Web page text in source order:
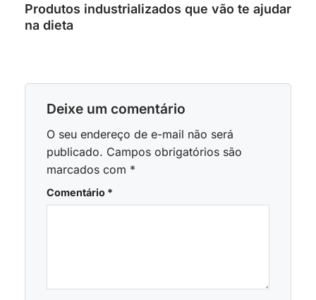
Produtos industrializados que vão te ajudar
na dieta
Deixe um comentário
O seu endereço de e-mail não será
publicado. Campos obrigatórios são
marcados com *
Comentário *